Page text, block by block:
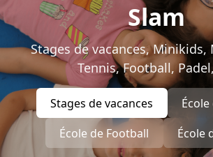
Slam
Stages de vacances,
Tennis, Football,
Stages de vacances
École de Football
École